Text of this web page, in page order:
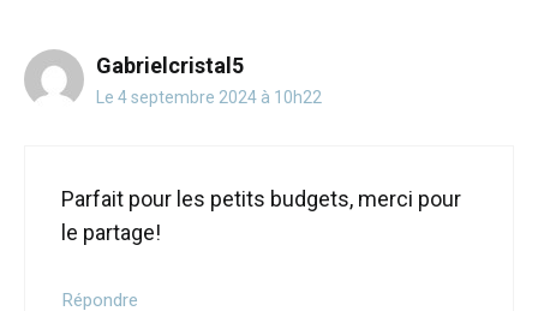
Gabrielcristal5
Le 4 septembre 2024 à 10h22
Parfait pour les petits budgets, merci pour
le partage!
Répondre